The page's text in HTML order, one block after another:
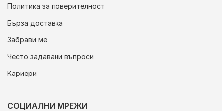
Политика за поверителност
Бърза доставка
Забрави ме
Често задавани въпроси
Кариери
СОЦИАЛНИ МРЕЖИ